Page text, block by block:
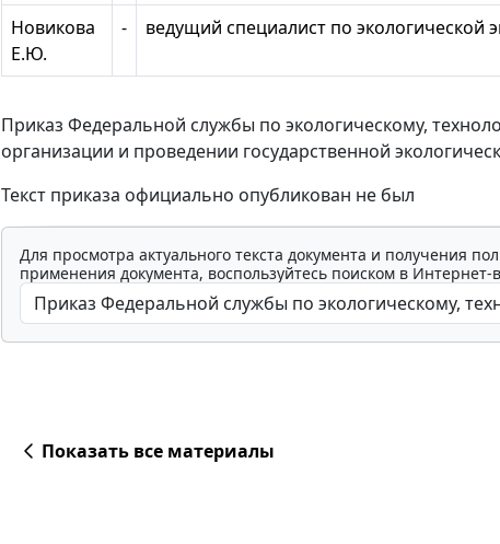
Новикова
Е.Ю.
- ведущий специалист по
Приказ Федеральной службы по экологическому,
организации и проведении государственной
Текст приказа официально опубликован не был
Для просмотра актуального текста документа и получения
применения документа, воспользуйтесь поиском в
Показать все материалы